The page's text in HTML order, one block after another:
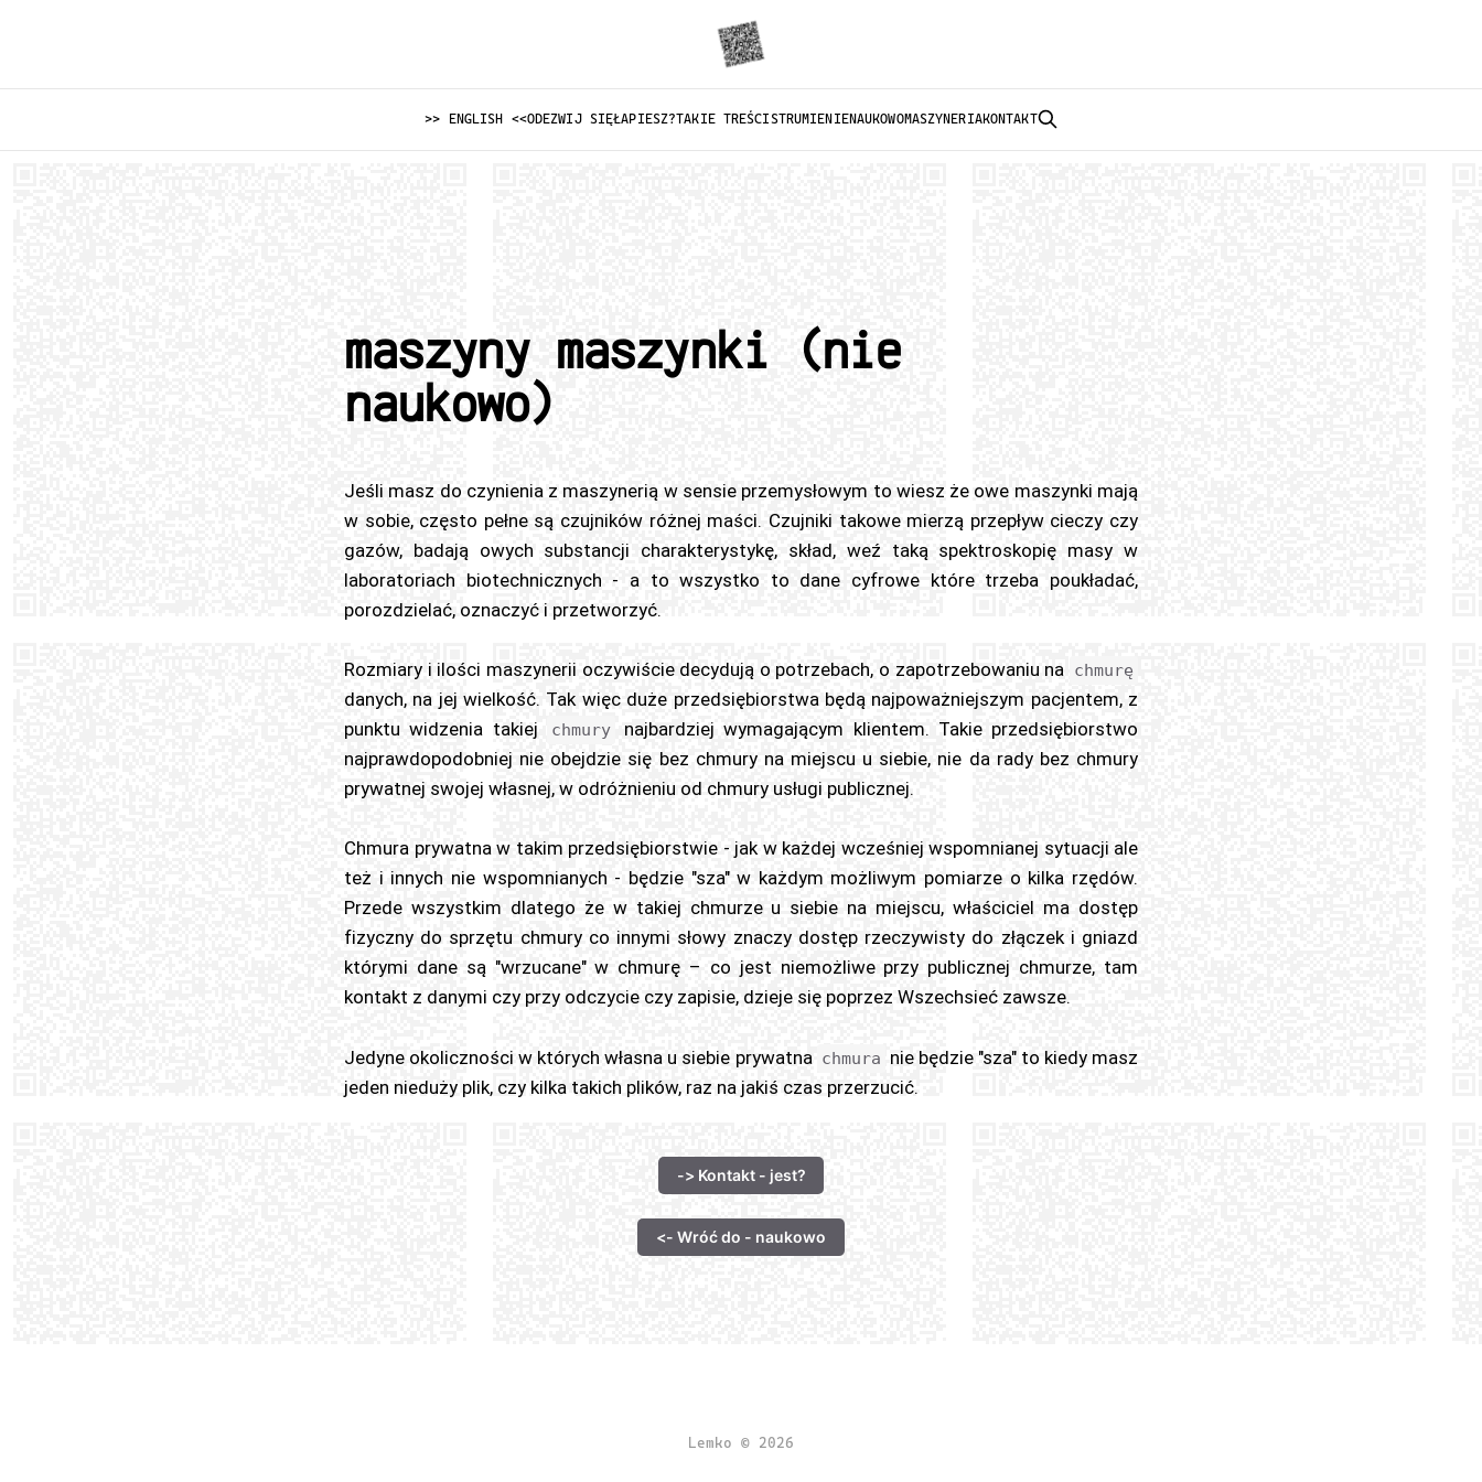
>> ENGLISH <<ODEZWIJ SIĘŁAPIESZ?TAKIE TREŚCI STRUMIENIENAUKOWOMASZYNERIAKONTAKT
maszyny maszynki (nie
naukowo)
Jeśli masz do czynienia z maszynerią w sensie przemysłowym to wiesz że owe maszynki mają
w sobie, często pełne są czujników różnej maści. Czujniki takowe mierzą przepływ cieczy czy
gazów, badają owych substancji charakterystykę, skład, weź taką spektroskopię masy w
laboratoriach biotechnicznych - a to wszystko to dane cyfrowe które trzeba poukładać,
porozdzielać, oznaczyć i przetworzyć.
Rozmiary i ilości maszynerii oczywiście decydują o potrzebach, o zapotrzebowaniu na chmurę
danych, na jej wielkość. Tak więc duże przedsiębiorstwa będą najpoważniejszym pacjentem, z
punktu widzenia takiej
chmury
najbardziej wymagającym klientem. Takie przedsiębiorstwo
najprawdopodobniej nie obejdzie się bez chmury na miejscu u siebie, nie da rady bez chmury
prywatnej swojej własnej, w odróżnieniu od chmury usługi publicznej.
Chmura prywatna w takim przedsiębiorstwie - jak w każdej wcześniej wspomnianej sytuacji ale
też i innych nie wspomnianych - będzie "sza" w każdym możliwym pomiarze o kilka rzędów.
Przede wszystkim dlatego że w takiej chmurze u siebie na miejscu, właściciel ma dostęp
fizyczny do sprzętu chmury co innymi słowy znaczy dostęp rzeczywisty do złączek i gniazd
którymi dane są "wrzucane" w chmurę – co jest niemożliwe przy publicznej chmurze, tam
kontakt z danymi czy przy odczycie czy zapisie, dzieje się poprzez Wszechsieć zawsze.
Jedyne okoliczności w których własna u siebie prywatna chmura nie będzie "sza" to kiedy masz
jeden nieduży plik, czy kilka takich plików, raz na jakiś czas przerzucić.
-> Kontakt - jest?
<- Wróć do - naukowo
Lemko © 2026